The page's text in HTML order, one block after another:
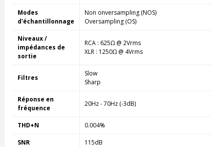
Modes
d'échantillonnage
Non onversampling (NOS)
Oversampling (OS)
Niveaux /
impédances de
sortie
RCA : 625Ω @ 2Vrms
XLR : 1250Ω @ 4Vrms
Filtres
Slow
Sharp
Réponse en
fréquence
20Hz - 70Hz (-3dB)
THD+N 0.004%
SNR 115dB